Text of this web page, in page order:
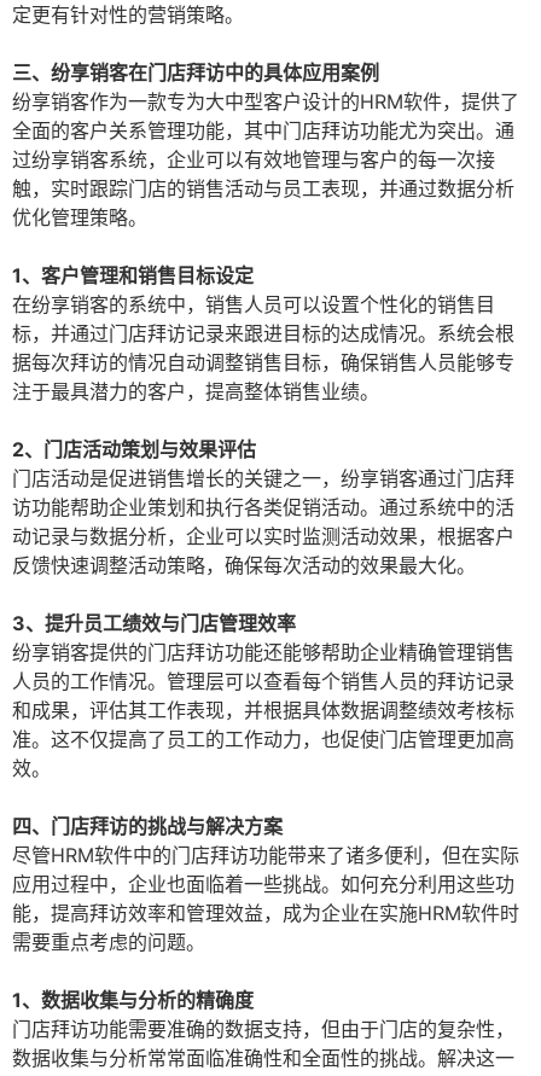
定更有针对性的营销策略。
三、纷享销客在门店拜访中的具体应用案例
纷享销客作为一款专为大中型客户设计的HRM软件，提供了
全面的客户关系管理功能，其中门店拜访功能尤为突出。通
过纷享销客系统，企业可以有效地管理与客户的每一次接
触，实时跟踪门店的销售活动与员工表现，并通过数据分析
优化管理策略。
1、客户管理和销售目标设定
在纷享销客的系统中，销售人员可以设置个性化的销售目
标，并通过门店拜访记录来跟进目标的达成情况。系统会根
据每次拜访的情况自动调整销售目标，确保销售人员能够专
注于最具潜力的客户，提高整体销售业绩。
2、门店活动策划与效果评估
门店活动是促进销售增长的关键之一，纷享销客通过门店拜
访功能帮助企业策划和执行各类促销活动。通过系统中的活
动记录与数据分析，企业可以实时监测活动效果，根据客户
反馈快速调整活动策略，确保每次活动的效果最大化。
3、提升员工绩效与门店管理效率
纷享销客提供的门店拜访功能还能够帮助企业精确管理销售
人员的工作情况。管理层可以查看每个销售人员的拜访记录
和成果，评估其工作表现，并根据具体数据调整绩效考核标
准。这不仅提高了员工的工作动力，也促使门店管理更加高
效。
四、门店拜访的挑战与解决方案
尽管HRM软件中的门店拜访功能带来了诸多便利，但在实际
应用过程中，企业也面临着一些挑战。如何充分利用这些功
能，提高拜访效率和管理效益，成为企业在实施HRM软件时
需要重点考虑的问题。
1、数据收集与分析的精确度
门店拜访功能需要准确的数据支持，但由于门店的复杂性，
数据收集与分析常常面临准确性和全面性的挑战。解决这一